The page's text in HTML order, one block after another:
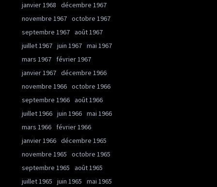
janvier 1968
décembre 1967
novembre 1967 octobre 1967
septembre 1967 août 1967
juillet 1967 juin 1967 mai 1967
mars 1967
février 1967
janvier 1967 décembre 1966
novembre 1966 octobre 1966
septembre 1966 août 1966
juillet 1966 juin 1966 mai 1966
mars 1966
février 1966
janvier 1966 décembre 1965
novembre 1965
octobre 1965
septembre 1965
août 1965
juillet 1965
juin 1965
mai 1965